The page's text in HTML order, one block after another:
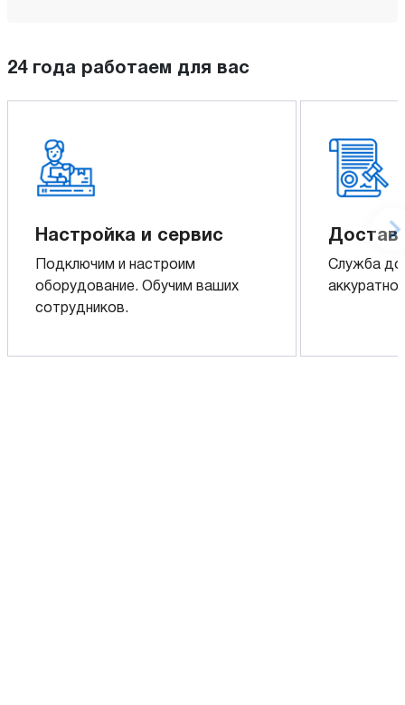
24 года работаем для вас
Настройка и сервис
Подключим и настроим
оборудование. Обучим ваших
сотрудников.
Служба
аккуратно